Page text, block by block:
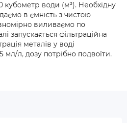
кубометр води (м³). Необхідну
в ємність з чистою
виливаємо по
запускається фільтраційна
металів у воді
мл/л, дозу потрібно подвоїти.